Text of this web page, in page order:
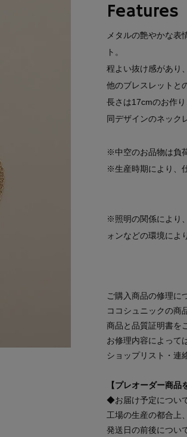
Features
メタルの艶やかな表
ト。
程よい抜け感があり
他のブレスレットと
長さは17cmのお作り
同デザインのネック
※中空のお品物は負
※生産時期により、
※照明の関係により
ォンなどの環境によ
ご購入商品の修理に
ココシュニックの商
商品と品質証明書を
お修理内容によって
ショップリスト・連
【プレオーダー商品
◆お届け予定につい
工場の生産の都合上
発送日の前後につい